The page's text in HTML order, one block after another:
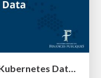
Les nouveautés d'OKDP - Open Kubernetes Data Platform